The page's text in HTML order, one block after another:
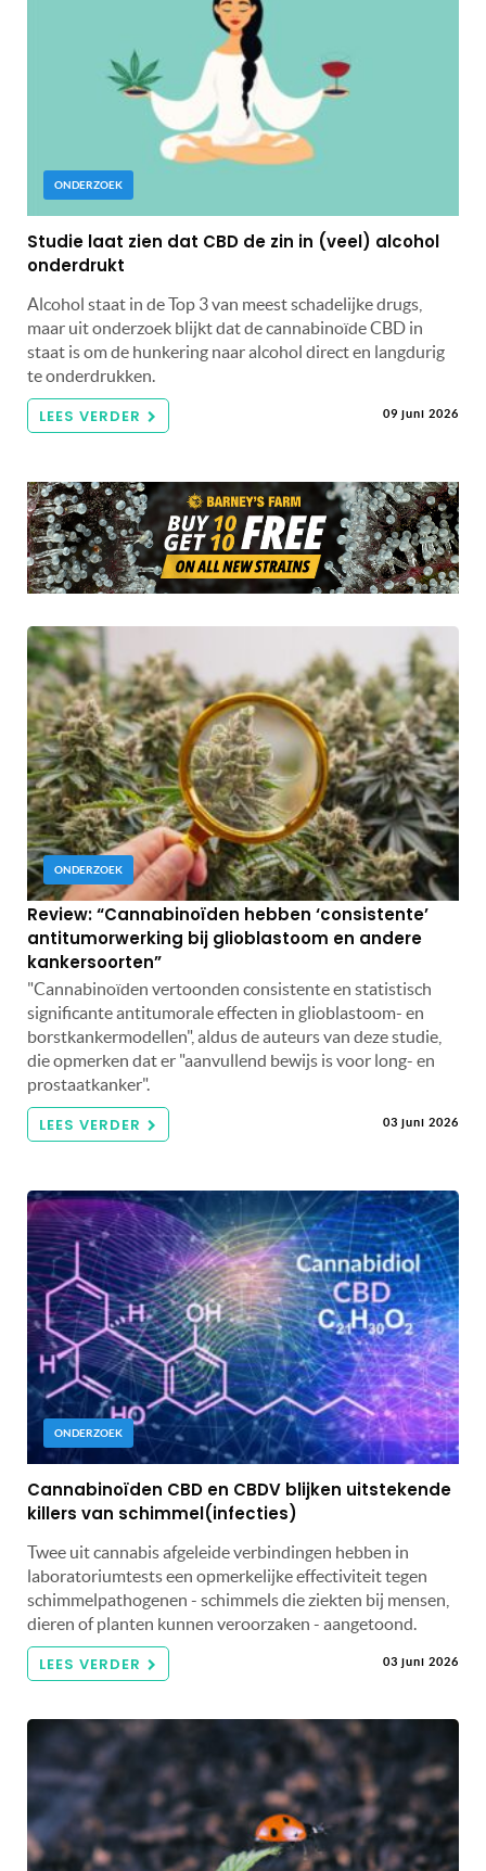
ONDERZOEK
Studie laat zien dat CBD de zin in (veel) alcohol
onderdrukt
Alcohol staat in de Top 3 van meest schadelijke drugs,
maar uit onderzoek blijkt dat de cannabinoïde CBD in
staat is om de hunkering naar alcohol direct en langdurig
te onderdrukken.
LEES VERDER 09 juni 2026
ONDERZOEK
Review: “Cannabinoïden hebben ‘consistente’
antitumorwerking bij glioblastoom en andere
kankersoorten”
"Cannabinoïden vertoonden consistente en statistisch
significante antitumorale effecten in glioblastoom- en
borstkankermodellen", aldus de auteurs van deze studie,
die opmerken dat er "aanvullend bewijs is voor long- en
prostaatkanker".
LEES VERDER 03 juni 2026
ONDERZOEK
Cannabinoïden CBD en CBDV blijken uitstekende
killers van schimmel(infecties)
Twee uit cannabis afgeleide verbindingen hebben in
laboratoriumtests een opmerkelijke effectiviteit tegen
schimmelpathogenen - schimmels die ziekten bij mensen,
dieren of planten kunnen veroorzaken - aangetoond.
LEES VERDER 03 juni 2026